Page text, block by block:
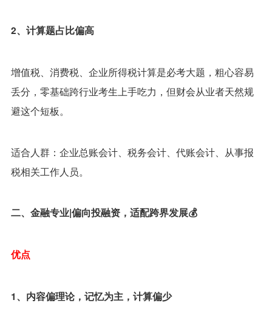
2、计算题占比偏高
增值税、消费税、企业所得税计算是必考大题，粗心容易
丢分，零基础跨行业考生上手吃力，但财会从业者天然规
避这个短板。
适合人群：企业总账会计、税务会计、代账会计、从事报
税相关工作人员。
二、金融专业|偏向投融资，适配跨界发展💰
优点
1、内容偏理论，记忆为主，计算偏少